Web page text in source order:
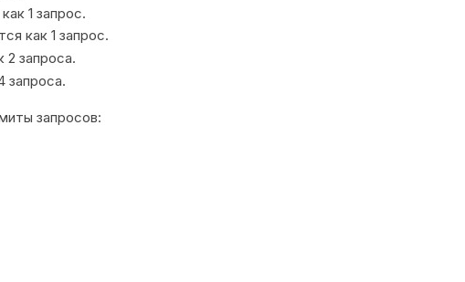
1 запрос.
как 1 запрос.
2 запроса.
запроса.
запросов: